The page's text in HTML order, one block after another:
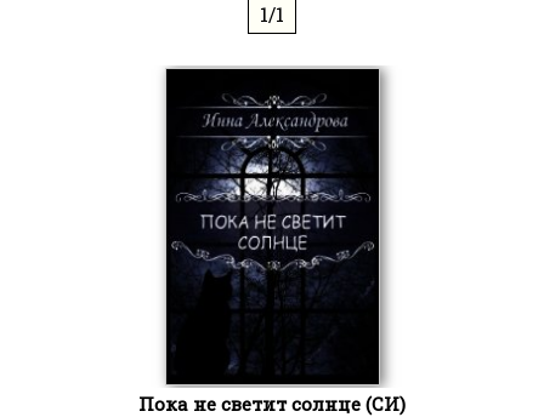
1/1
Пока не светит солнце (СИ)